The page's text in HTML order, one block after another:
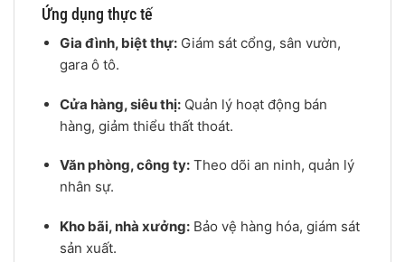
Ứng dụng thực tế
Gia đình, biệt thự:Giám sát cổng, sân vườn,
gara ô tô.
Cửa hàng, siêu thị:Quản lý hoạt động bán
hàng, giảm thiểu thất thoát.
Văn phòng, công ty:Theo dõi an ninh, quản lý
nhân sự.
Kho bãi, nhà xưởng:Bảo vệ hàng hóa, giám sát
sản xuất.